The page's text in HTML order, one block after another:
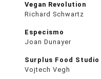
Vegan Revolution
Richard Schwartz
Especismo
Joan Dunayer
Surplus Food Studio
Vojtech Vegh